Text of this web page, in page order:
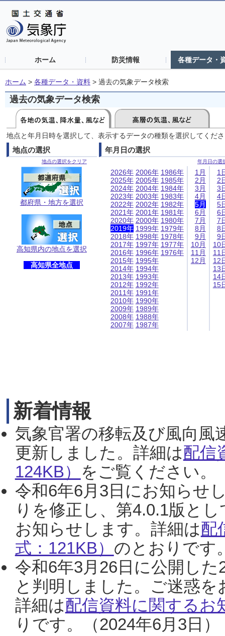
ホーム 防災情報 各種データ・
ホーム > 各種データ・資料 > 過去の気象データ検索
過去の気象データ検索
地点と年月日時を選択して、表示するデータの種類を選択してくだ
地点の選択
地点の選択をクリア
都府県・地方を選択
高知県内の地点を選択
高知県全地点
年月日の選択
年月日の選
2026年
2025年
2024年
2023年
2022年
2021年
2020年
2019年
2018年
2017年
2016年
2015年
2014年
2013年
2012年
2011年
2010年
2009年
2008年
2007年
2006年
2005年
2004年
2003年
2002年
2001年
2000年
1999年
1998年
1997年
1996年
1995年
1994年
1993年
1992年
1991年
1990年
1989年
1988年
1987年
1986年
1985年
1984年
1983年
1982年
1981年
1980年
1979年
1978年
1977年
1976年
1月
2月
3月
4月
5月
6月
7月
8月
9月
10月
11月
12月
1
2
3
4
5
6
7
8
9
10
11
12
13
14
15
新着情報
気象官署の移転及び風向風
更新しました。詳細は配信
124KB） をご覧ください。
令和6年6月3日にお知らせ
りを修正し、第4.0.1版と
お知らせします。詳細は配
式：121KB） のとおりです
令和6年3月26日に公開し
と判明しました。ご迷惑
詳細は配信資料に関するお
りです。（2024年6月3日）